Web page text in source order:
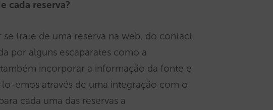
cada reserva?
trate de uma reserva na web, do contact
por alguns escaparates como a
incorporar a informação da fonte e
emos através de uma integração com o
cada uma das reservas a